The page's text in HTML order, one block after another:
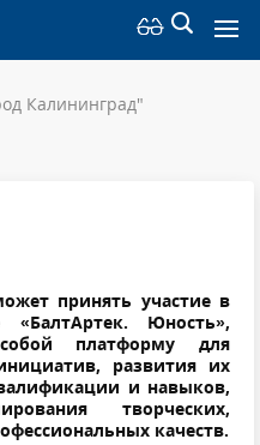
Калининград"
принять участие в
«БалтАртек. Юность»,
платформу для
развития их
и навыков,
творческих,
качеств.